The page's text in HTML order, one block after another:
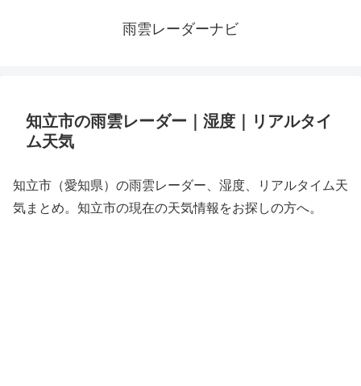
雨雲レーダーナビ
知立市の雨雲レーダー｜湿度｜リアルタイ
ム天気
知立市（愛知県）の雨雲レーダー、湿度、リアルタイム天
気まとめ。知立市の現在の天気情報をお探しの方へ。